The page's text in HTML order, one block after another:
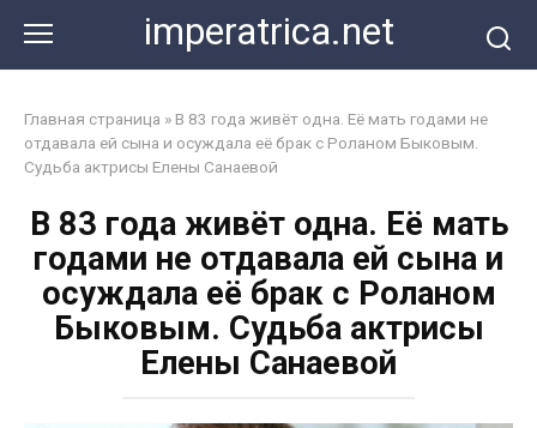
контенту
imperatrica.net
Главная страница » В 83 года живёт одна. Её мать годами не
отдавала ей сына и осуждала её брак с Роланом Быковым.
Судьба актрисы Елены Санаевой
В 83 года живёт одна. Её мать
годами не отдавала ей сына и
осуждала её брак с Роланом
Быковым. Судьба актрисы
Елены Санаевой